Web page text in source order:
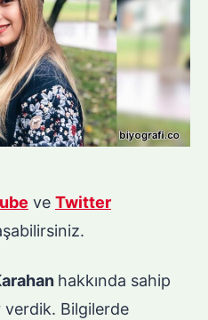
ve Twitter
hakkında sahip
Bilgilerde